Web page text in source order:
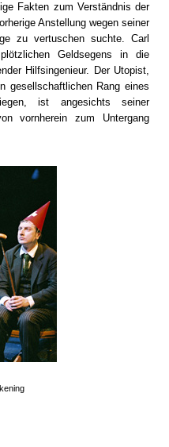
Fakten zum Verständnis der
Anstellung wegen seiner
zu vertuschen suchte. Carl
Geldsegens in die
Hilfsingenieur. Der Utopist,
gesellschaftlichen Rang eines
ist angesichts seiner
vornherein zum Untergang